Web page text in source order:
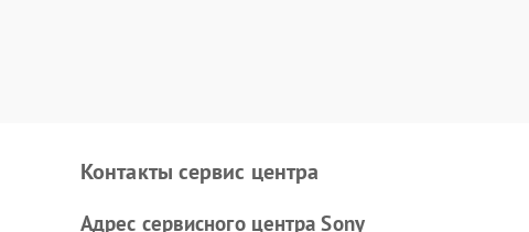
Контакты сервис центра
Адрес сервисного центра Sony